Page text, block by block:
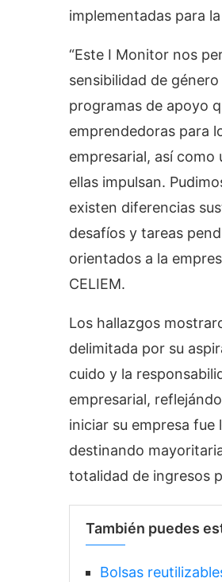
implementadas para
“Este I Monitor nos
sensibilidad de
programas de apoyo
emprendedoras para
empresarial, así
ellas impulsan.
existen diferencias
desafíos y tareas
orientados a la
CELIEM.
Los hallazgos
delimitada por su
cuido y la
empresarial,
iniciar su empresa
destinando
totalidad de ingresos
También puedes
Bolsas